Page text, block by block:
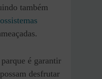
também
é garantir
desfrutar